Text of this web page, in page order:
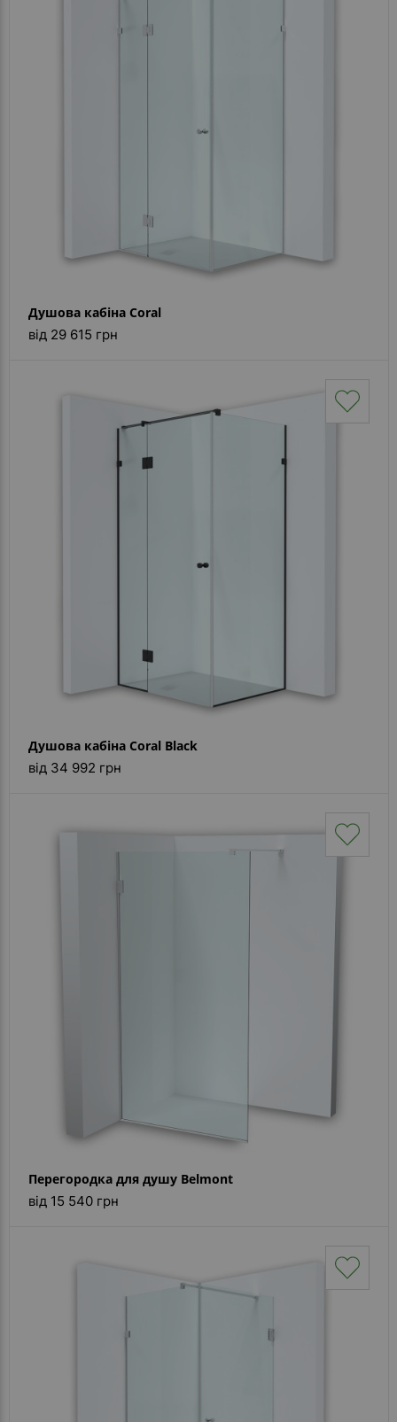
Душова кабіна Coral
від 29 615 грн
Душова кабіна Coral Black
від 34 992 грн
Перегородка для душу Belmont
від 15 540 грн